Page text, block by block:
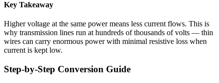
Key Takeaway
Higher voltage at the same power means less current flows. This is
why transmission lines run at hundreds of thousands of volts — thin
wires can carry enormous power with minimal resistive loss when
current is kept low.
Step-by-Step Conversion Guide